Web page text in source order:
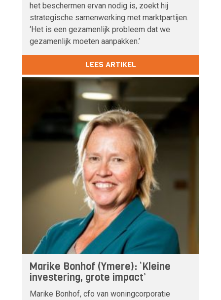
het beschermen ervan nodig is, zoekt hij
strategische samenwerking met marktpartijen.
‘Het is een gezamenlijk probleem dat we
gezamenlijk moeten aanpakken.’
LEES ARTIKEL
Marike Bonhof (Ymere): ‘Kleine
investering, grote impact’
Marike Bonhof, cfo van woningcorporatie